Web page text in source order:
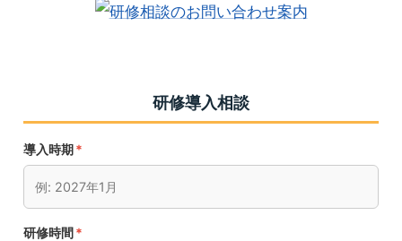
研修導入相談
導入時期*
研修時間*